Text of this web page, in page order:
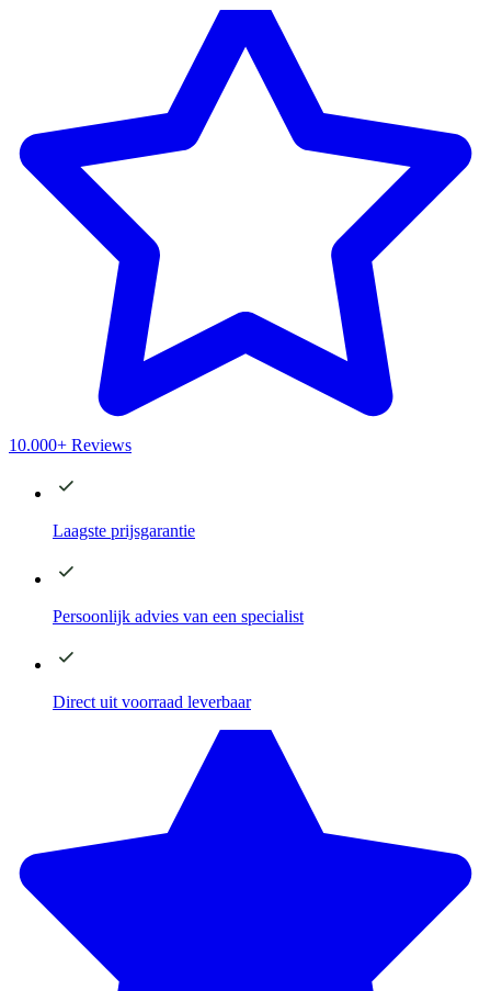
10.000+ Reviews
Laagste prijsgarantie
Persoonlijk advies van een specialist
Direct uit voorraad leverbaar